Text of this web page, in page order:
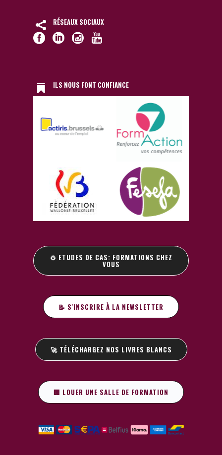
RÉSEAUX SOCIAUX
ILS NOUS FONT CONFIANCE
⚙️ ETUDES DE CAS: FORMATIONS CHEZ
VOUS
📝 S'INSCRIRE À LA NEWSLETTER
🚀 TÉLÉCHARGEZ NOS LIVRES BLANCS
🏢 LOUER UNE SALLE DE FORMATION